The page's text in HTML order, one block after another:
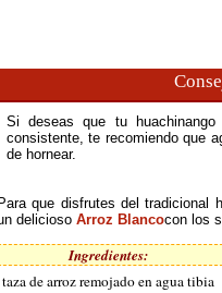
Si deseas que tu
consistente, te recomiendo que
de hornear.
que disfrutes del tradicional
delicioso Arroz Blancocon los
Ingredientes:
de arroz remojado en agua tibia